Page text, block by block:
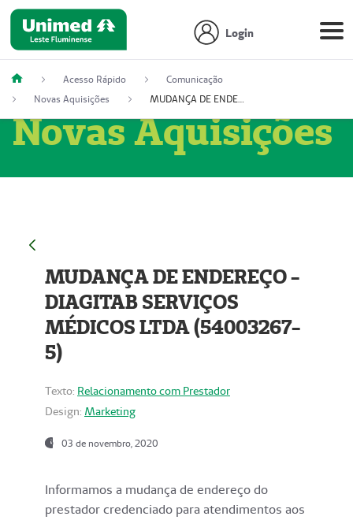
Login
Acesso Rápido
Comunicação
Novas Aquisições
MUDANÇA DE ENDEREÇO - DIAGITAB SERVIÇOS MÉDICOS LTDA (54003267-5)
Novas Aquisições
MUDANÇA DE ENDEREÇO -
DIAGITAB SERVIÇOS
MÉDICOS LTDA (54003267-
5)
Texto: Relacionamento com Prestador
Design: Marketing
03 de novembro, 2020
Informamos a mudança de endereço do
prestador credenciado para atendimentos aos